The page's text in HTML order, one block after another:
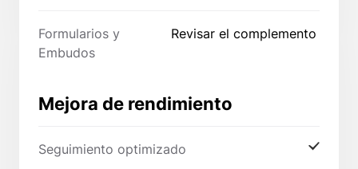
Formularios y
Embudos
Revisar el complemento
Mejora de rendimiento
Seguimiento optimizado